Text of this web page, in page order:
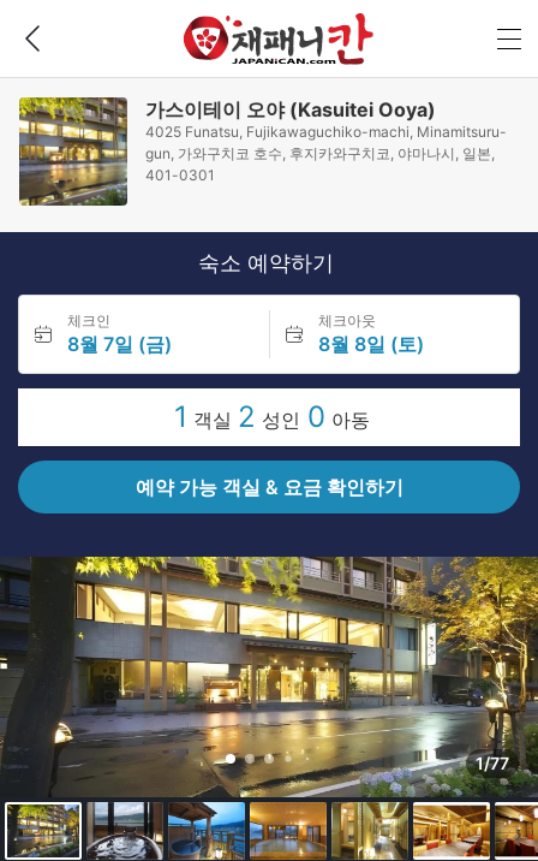
가스이테이 오야 (Kasuitei Ooya)
4025 Funatsu, Fujikawaguchiko-machi, Minamitsuru-
gun, 가와구치코 호수, 후지카와구치코, 야마나시, 일본,
401-0301
숙소 예약하기
체크인
8월 7일 (금)
체크아웃
8월 8일 (토)
1 객실 2 성인 0 아동
예약 가능 객실 & 요금 확인하기
1/77